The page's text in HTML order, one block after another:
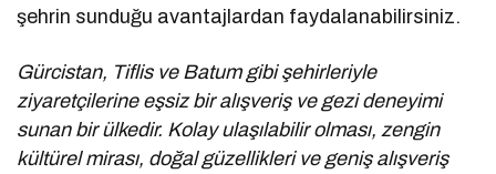
şehrin sunduğu avantajlardan faydalanabilirsiniz.
Gürcistan, Tiflis ve Batum gibi şehirleriyle
ziyaretçilerine eşsiz bir alışveriş ve gezi deneyimi
sunan bir ülkedir. Kolay ulaşılabilir olması, zengin
kültürel mirası, doğal güzellikleri ve geniş alışveriş